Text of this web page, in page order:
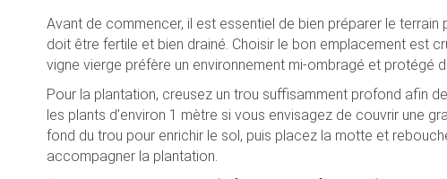
Avant de commencer, il est essentiel de bien préparer le
doit être fertile et bien drainé. Choisir le bon emplacement est
vigne vierge préfère un environnement mi-ombragé et protégé
Pour la plantation, creusez un trou suffisamment profond afin
les plants d’environ 1 mètre si vous envisagez de couvrir une
fond du trou pour enrichir le sol, puis placez la motte et
accompagner la plantation.